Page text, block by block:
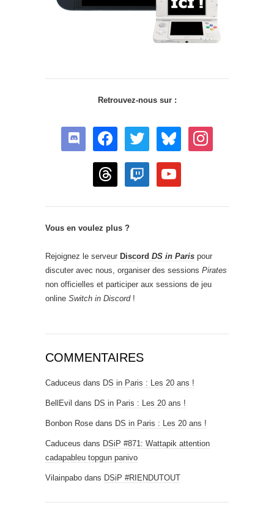
Retrouvez-nous sur :
discord facebook twitter bluesky instagram
threads twitch youtube
Vous en voulez plus ?
Rejoignez le serveur Discord DS in Paris pour
discuter avec nous, organiser des sessions Pirates
non officielles et participer aux sessions de jeu
online Switch in Discord!
COMMENTAIRES
Caduceus dans DS in Paris : Les 20 ans !
BellEvil dans DS in Paris : Les 20 ans !
Bonbon Rose dans DS in Paris : Les 20 ans !
Caduceus dans DSiP #871: Wattapik attention
cadapableu topgun panivo
Vilainpabo dans DSiP #RIENDUTOUT